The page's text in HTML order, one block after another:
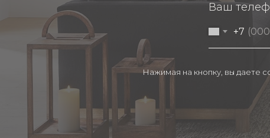
Ваш
+7
Нажимая на кнопку, вы даете